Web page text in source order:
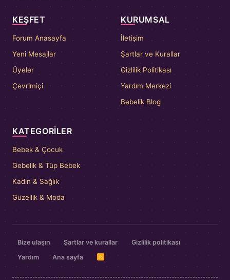
KEŞFET
Forum Anasayfa
Yeni Mesajlar
Üyeler
Çevrimiçi
KURUMSAL
İletişim
Şartlar ve Kurallar
Gizlilik Politikası
Yardım Merkezi
Bebelik Blog
KATEGORILER
Bebek & Çocuk
Gebelik & Tüp Bebek
Kadın & Sağlık
Güzellik & Moda
Bize ulaşın Şartlar ve kurallar
Gizlilik politikası
Yardım
Ana sayfa
R